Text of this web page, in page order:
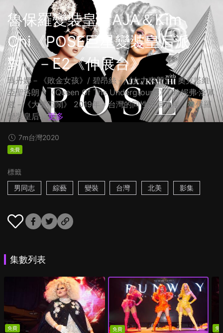
魯保羅變裝皇后AJA＆Kim
Chi《POSE巨星變裝皇后派
對》－E2《伸展台》
瑪丹娜－《敗金女孩》/ 碧昂絲－《女力來襲》/ 奧克塔維
亞聖洛朗－《Queen Of The Underground》/ 珍妮弗·洛佩
兹－《大聲喧鬧》 2019年－台灣的同性婚姻元年，魯保羅
變裝皇后...
更多
7m台灣2020
免費
標籤
男同志
綜藝 變裝 台灣 北美 影集
集數列表
免費 免費 免